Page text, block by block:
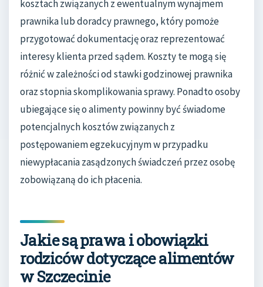
kosztach związanych z ewentualnym wynajmem
prawnika lub doradcy prawnego, który pomoże
przygotować dokumentację oraz reprezentować
interesy klienta przed sądem. Koszty te mogą się
różnić w zależności od stawki godzinowej prawnika
oraz stopnia skomplikowania sprawy. Ponadto osoby
ubiegające się o alimenty powinny być świadome
potencjalnych kosztów związanych z
postępowaniem egzekucyjnym w przypadku
niewypłacania zasądzonych świadczeń przez osobę
zobowiązaną do ich płacenia.
Jakie są prawa i obowiązki
rodziców dotyczące alimentów
w Szczecinie